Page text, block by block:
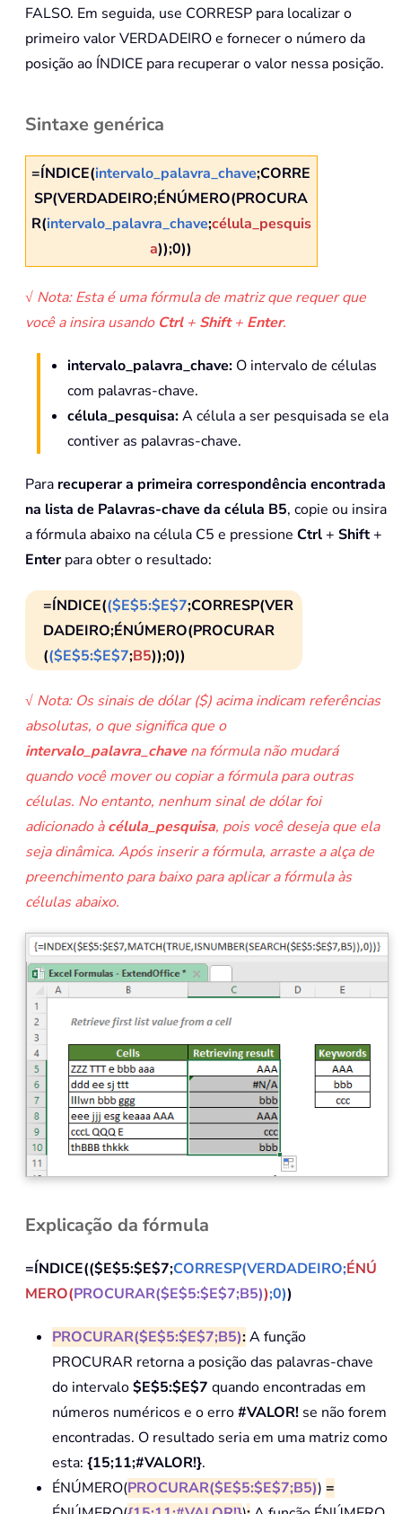
FALSO. Em seguida, use CORRESP para localizar o
primeiro valor VERDADEIRO e fornecer o número da
posição ao ÍNDICE para recuperar o valor nessa posição.
Sintaxe genérica
=ÍNDICE(intervalo_palavra_chave;CORRE
SP(VERDADEIRO;ÉNÚMERO(PROCURA
R(intervalo_palavra_chave;célula_pesquis
a));0))
√ Nota: Esta é uma fórmula de matriz que requer que
você a insira usando Ctrl+ Shift+ Enter.
intervalo_palavra_chave: O intervalo de células
com palavras-chave.
célula_pesquisa:A célula a ser pesquisada se ela
contiver as palavras-chave.
Para recuperar a primeira correspondência encontrada
na lista de Palavras-chave da célula B5, copie ou insira
a fórmula abaixo na célula C5 e pressione Ctrl+ Shift+
Enterpara obter o resultado:
=ÍNDICE(($E$5:$E$7;CORRESP(VER
DADEIRO;ÉNÚMERO(PROCURAR
(($E$5:$E$7;B5));0))
√ Nota: Os sinais de dólar ($) acima indicam referências
absolutas, o que significa que o
intervalo_palavra_chavena fórmula não mudará
quando você mover ou copiar a fórmula para outras
células. No entanto, nenhum sinal de dólar foi
adicionado àcélula_pesquisa, pois você deseja que ela
seja dinâmica. Após inserir a fórmula, arraste a alça de
preenchimento para baixo para aplicar a fórmula às
células abaixo.
Explicação da fórmula
=ÍNDICE(($E$5:$E$7;CORRESP(VERDADEIRO;ÉNÚ
MERO(PROCURAR($E$5:$E$7;B5));0))
PROCURAR($E$5:$E$7;B5):A função
PROCURAR retorna a posição das palavras-chave
do intervalo$E$5:$E$7 quando encontradas em
números numéricos e o erro#VALOR! se não forem
encontradas. O resultado seria em uma matriz como
esta: {15;11;#VALOR!}.
ÉNÚMERO(PROCURAR($E$5:$E$7;B5)) =